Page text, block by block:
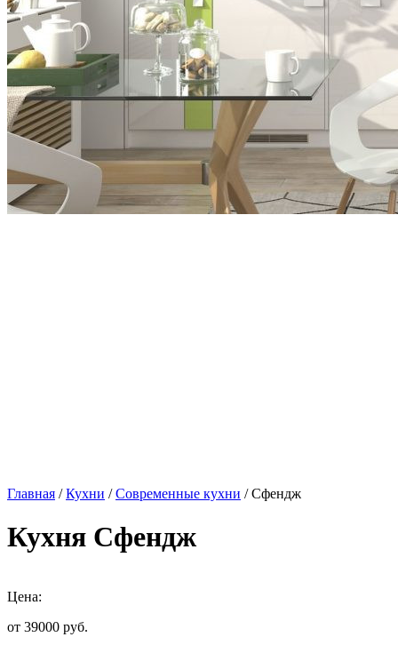
Главная /Кухни /Современные кухни / Сфендж
Кухня Сфендж
Цена:
от 39000 руб.